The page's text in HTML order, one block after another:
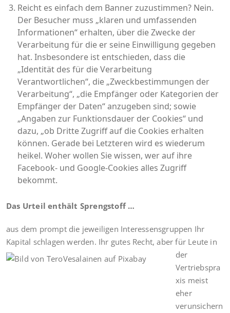
Reicht es einfach dem Banner zuzustimmen? Nein.
Der Besucher muss „klaren und umfassenden
Informationen“ erhalten, über die Zwecke der
Verarbeitung für die er seine Einwilligung gegeben
hat. Insbesondere ist entschieden, dass die
„Identität des für die Verarbeitung
Verantwortlichen“, die „Zweckbestimmungen der
Verarbeitung“, „die Empfänger oder Kategorien der
Empfänger der Daten“ anzugeben sind; sowie
„Angaben zur Funktionsdauer der Cookies“ und
dazu, „ob Dritte Zugriff auf die Cookies erhalten
können. Gerade bei Letzteren wird es wiederum
heikel. Woher wollen Sie wissen, wer auf ihre
Facebook- und Google-Cookies alles Zugriff
bekommt.
Das Urteil enthält Sprengstoff …
aus dem prompt die jeweiligen Interessensgruppen Ihr
Kapital schlagen werden. Ihr gutes Recht, aber für Leute in
der
Vertriebspra
xis meist
eher
verunsichern